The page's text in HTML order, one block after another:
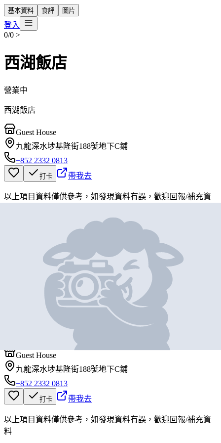
基本資料 食評 圖片
登入
0/0 >
西湖飯店
營業中
西湖飯店
Guest House
九龍深水埗基隆街188號地下C鋪
+852 2332 0813
打卡 帶我去
以上項目資料僅供參考，如發現資料有誤，歡迎回報/補充資
西湖飯店
Guest House
九龍深水埗基隆街188號地下C鋪
+852 2332 0813
打卡 帶我去
以上項目資料僅供參考，如發現資料有誤，歡迎回報/補充資
料